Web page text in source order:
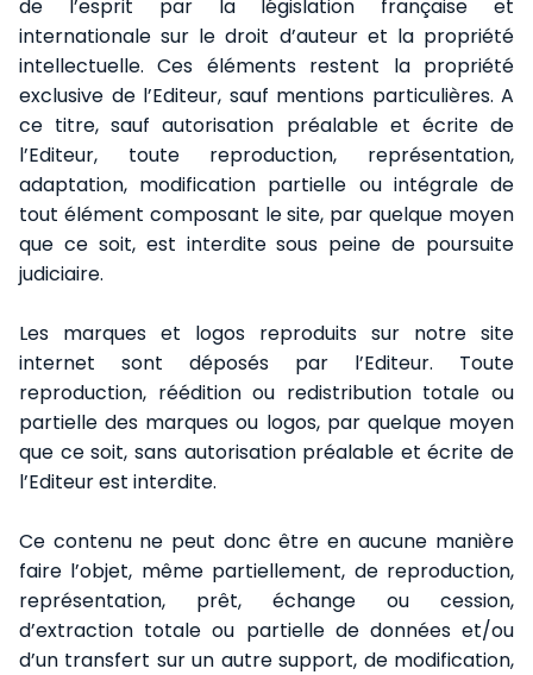
de l’esprit par la législation française et
internationale sur le droit d’auteur et la propriété
intellectuelle. Ces éléments restent la propriété
exclusive de l’Editeur, sauf mentions particulières. A
ce titre, sauf autorisation préalable et écrite de
l’Editeur, toute reproduction, représentation,
adaptation, modification partielle ou intégrale de
tout élément composant le site, par quelque moyen
que ce soit, est interdite sous peine de poursuite
judiciaire.
Les marques et logos reproduits sur notre site
internet sont déposés par l’Editeur. Toute
reproduction, réédition ou redistribution totale ou
partielle des marques ou logos, par quelque moyen
que ce soit, sans autorisation préalable et écrite de
l’Editeur est interdite.
Ce contenu ne peut donc être en aucune manière
faire l’objet, même partiellement, de reproduction,
représentation, prêt, échange ou cession,
d’extraction totale ou partielle de données et/ou
d’un transfert sur un autre support, de modification,